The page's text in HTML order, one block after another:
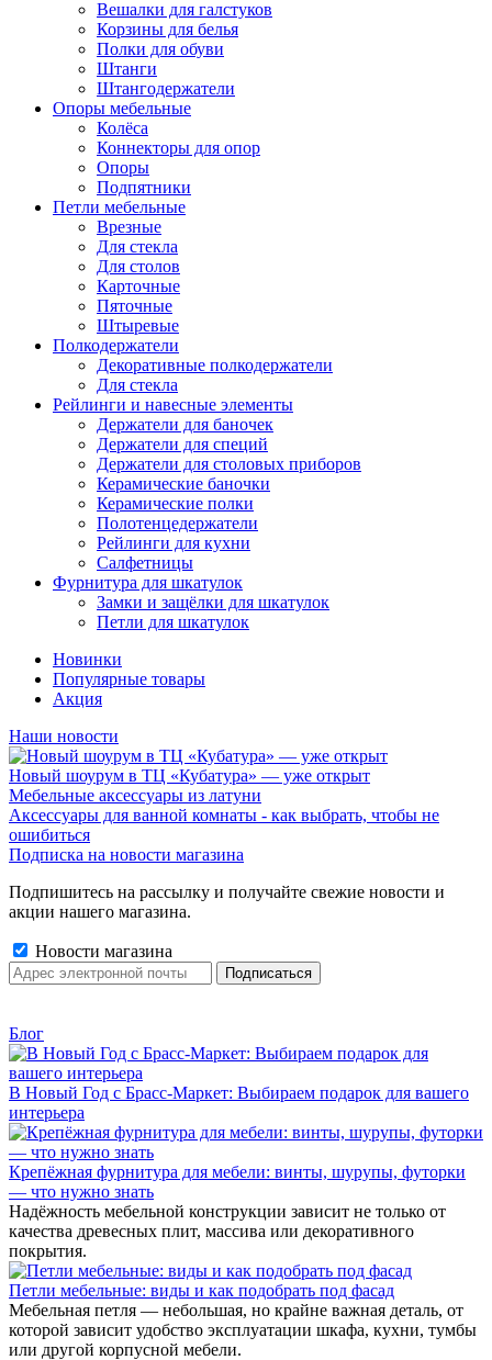
Вешалки для галстуков
Корзины для белья
Полки для обуви
Штанги
Штангодержатели
Опоры мебельные
Колёса
Коннекторы для опор
Опоры
Подпятники
Петли мебельные
Врезные
Для стекла
Для столов
Карточные
Пяточные
Штыревые
Полкодержатели
Декоративные полкодержатели
Для стекла
Рейлинги и навесные элементы
Держатели для баночек
Держатели для специй
Держатели для столовых приборов
Керамические баночки
Керамические полки
Полотенцедержатели
Рейлинги для кухни
Салфетницы
Фурнитура для шкатулок
Замки и защёлки для шкатулок
Петли для шкатулок
Новинки
Популярные товары
Акция
Наши новости
Новый шоурум в ТЦ «Кубатура» — уже открыт
Мебельные аксессуары из латуни
Аксессуары для ванной комнаты - как выбрать, чтобы не
ошибиться
Подписка на новости магазина
Подпишитесь на рассылку и получайте свежие новости и
акции нашего магазина.
Новости магазина
Блог
В Новый Год с Брасс-Маркет: Выбираем подарок для вашего
интерьера
Крепёжная фурнитура для мебели: винты, шурупы, футорки
— что нужно знать
Надёжность мебельной конструкции зависит не только от
качества древесных плит, массива или декоративного
покрытия.
Петли мебельные: виды и как подобрать под фасад
Мебельная петля — небольшая, но крайне важная деталь, от
которой зависит удобство эксплуатации шкафа, кухни, тумбы
или другой корпусной мебели.